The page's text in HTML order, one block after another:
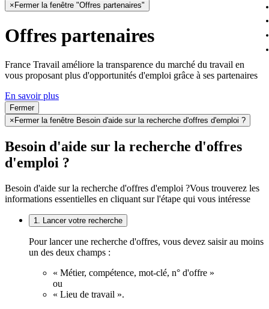
× Fermer la fenêtre "Offres partenaires"
Offres partenaires
France Travail améliore la transparence du marché du travail en
vous proposant plus d'opportunités d'emploi grâce à ses partenaires
En savoir plus
Fermer
× Fermer la fenêtre Besoin d'aide sur la recherche d'offres d'emploi ?
Besoin d'aide sur la recherche d'offres
d'emploi ?
Besoin d'aide sur la recherche d'offres d'emploi ?Vous trouverez les
informations essentielles en cliquant sur l'étape qui vous intéresse
1. Lancer votre recherche
Pour lancer une recherche d'offres, vous devez saisir au moins
un des deux champs :
« Métier, compétence, mot-clé, n° d'offre »
ou
« Lieu de travail ».